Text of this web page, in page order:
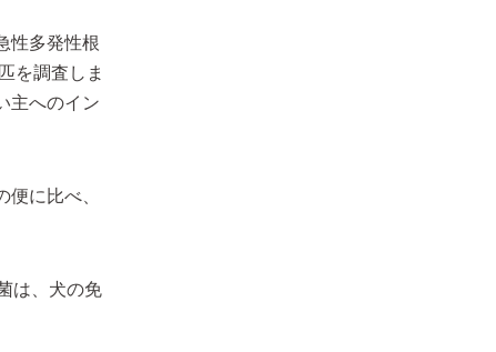
性多発性根
を調査しま
主へのイン
に比べ、
は、犬の免